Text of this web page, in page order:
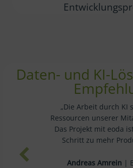
Daten- und KI-
„Die Arbeit durch KI
Ressourcen unserer
Das Projekt mit eoda
Schritt zu mehr
Andreas Amrein |